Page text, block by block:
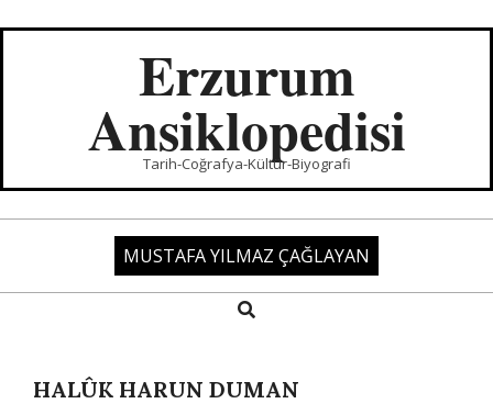
Erzurum
Ansiklopedisi
Tarih-Coğrafya-Kültür-Biyografi
MUSTAFA YILMAZ ÇAĞLAYAN
Search
HALÛK HARUN DUMAN